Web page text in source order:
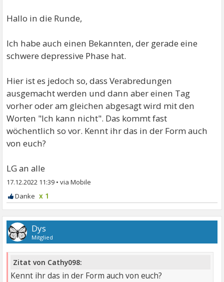
Hallo in die Runde,
Ich habe auch einen Bekannten, der gerade eine
schwere depressive Phase hat.
Hier ist es jedoch so, dass Verabredungen
ausgemacht werden und dann aber einen Tag
vorher oder am gleichen abgesagt wird mit den
Worten "Ich kann nicht". Das kommt fast
wöchentlich so vor. Kennt ihr das in der Form auch
von euch?
LG an alle
17.12.2022 11:39 •
x 1
Dys
Mitglied
Zitat von Cathy098:
Kennt ihr das in der Form auch von euch?